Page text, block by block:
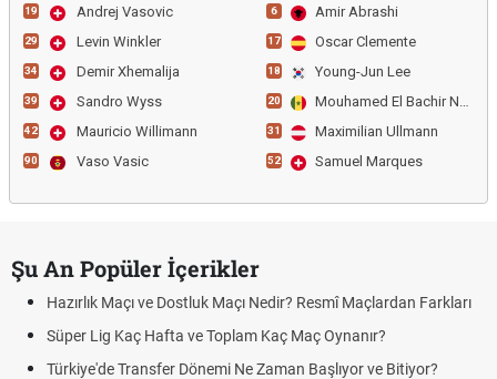
19 Andrej Vasovic
29 Levin Winkler
34 Demir Xhemalija
39 Sandro Wyss
42 Mauricio Willimann
90 Vaso Vasic
6 Amir Abrashi
17 Oscar Clemente
18 Young-Jun Lee
20 Mouhamed El Bachir Ngom
31 Maximilian Ullmann
52 Samuel Marques
Şu An Popüler İçerikler
Hazırlık Maçı ve Dostluk Maçı Nedir? Resmî Maçlardan Farkları
Süper Lig Kaç Hafta ve Toplam Kaç Maç Oynanır?
Türkiye'de Transfer Dönemi Ne Zaman Başlıyor ve Bitiyor?